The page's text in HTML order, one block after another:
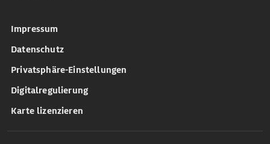
Impressum
Datenschutz
Privatsphäre-Einstellungen
Digitalregulierung
Karte lizenzieren